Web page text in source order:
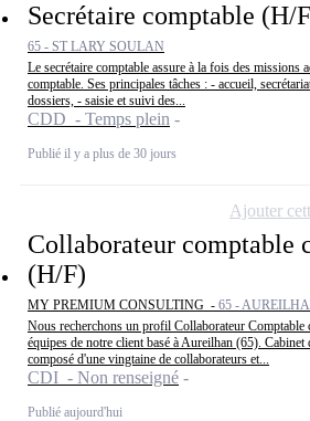
Secrétaire comptable (H/
65 - ST LARY SOULAN
Le secrétaire comptable assure à la fois des missions
comptable. Ses principales tâches : - accueil,
dossiers, - saisie et suivi des...
CDD - Temps plein
Publié il y a plus de 30 jours
Collaborateur comptable
(H/F)
MY PREMIUM CONSULTING - 65 -
Nous recherchons un profil Collaborateur Comptable
équipes de notre client basé à Aureilhan (65).
composé d'une vingtaine de collaborateurs et...
CDI - Non renseigné
Publié aujourd'hui
Ajouter